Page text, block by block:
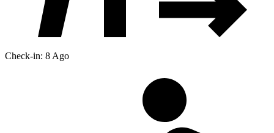
Check-in: 8 Ago